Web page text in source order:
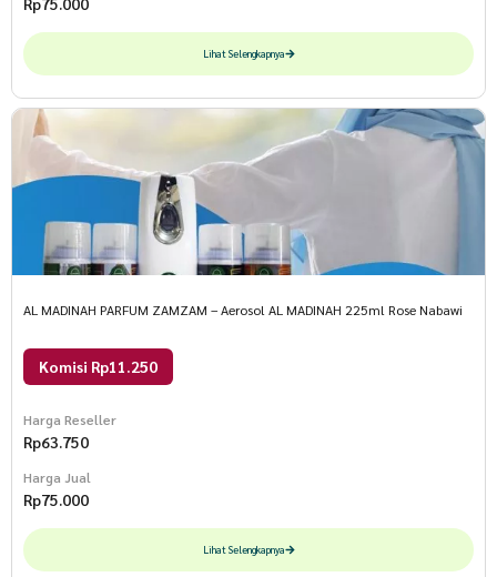
Lihat Selengkapnya
AL MADINAH PARFUM ZAMZAM – Aerosol AL MADINAH 225ml Rose Nabawi
Komisi Rp11.250
Harga Reseller
Rp63.750
Harga Jual
Rp75.000
Lihat Selengkapnya